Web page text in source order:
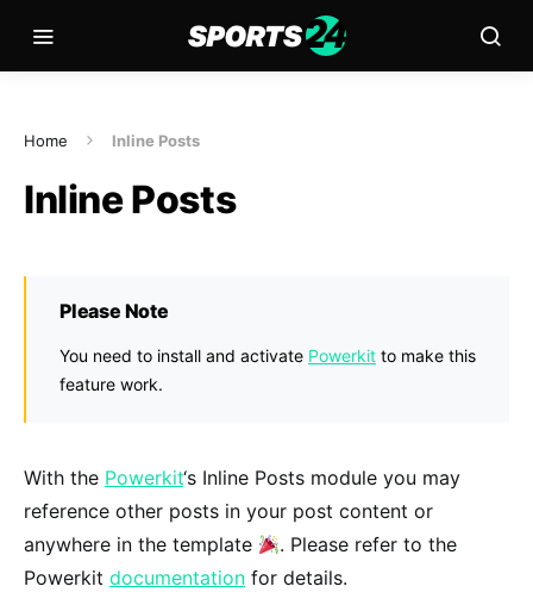
Home Inline Posts
Inline Posts
Please Note
You need to install and activate Powerkit to make this
feature work.
With the Powerkit‘s Inline Posts module you may
reference other posts in your post content or
anywhere in the template
. Please refer to the
Powerkit documentation for details.